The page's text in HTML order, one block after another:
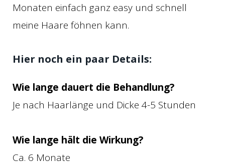
Monaten einfach ganz easy und schnell
meine Haare föhnen kann.
Hier noch ein paar Details:
Wie lange dauert die Behandlung?
Je nach Haarlänge und Dicke 4-5 Stunden
Wie lange hält die Wirkung?
Ca. 6 Monate